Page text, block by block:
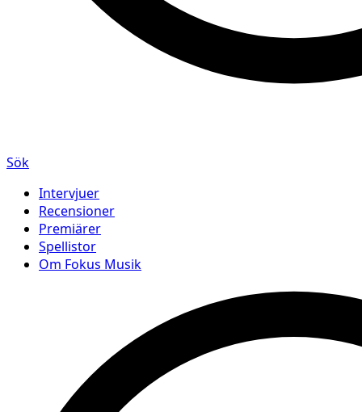
Sök
Intervjuer
Recensioner
Premiärer
Spellistor
Om Fokus Musik